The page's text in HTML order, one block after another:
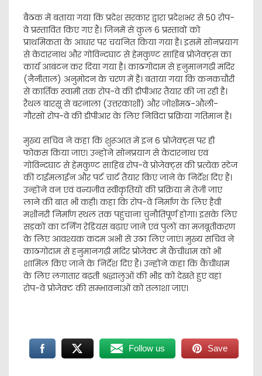
बैठक में बताया गया कि प्रदेश सरकार द्वारा प्रदेशभर से 50 रोप-
वे प्रस्तावित किए गए हैं। जिनमें से कुल 6 प्रस्तावों को
प्राथमिकता के आधार पर चयनित किया गया है। इसमें सोनप्रयाग
से केदारनाथ और गोविन्दघाट से हेमकुण्ट साहिब प्रोजेक्ट्स का
कार्य आबंटन कर दिया गया है। काठगोदाम से हनुमानगढ़ी मंदिर
(नैनीताल) अनुमोदन के चरण में है। बताया गया कि कनकचौरी
से कार्तिक स्वामी तक रोप-वे की डीपीआर तैयार की जा रही है।
रैथल बारसू से बरनाला (उत्तरकाशी) और जोशीमठ-औली-
गौरसों रोप-वे की डीपीआर के लिए निविदा प्रक्रिया गतिमान है।
मुख्य सचिव ने कहा कि शुरूआत में इन 6 प्रोजेक्ट्स पर ही
फोकस किया जाए। उन्होंने सोनप्रयाग से केदारनाथ एवं
गोविन्दघाट से हेमकुण्ट साहिब रोप-वे प्रोजेक्ट्स की प्रत्येक स्टेज
की टाईमलाईन और पर्ट चार्ट तैयार किए जाने के निर्देश दिए हैं।
उन्होंने वन एवं वन्यजीव स्वीकृतियों की प्रक्रिया में तेजी जाए
लाने की बात भी कही। कहा कि रोप-वे निर्माण के लिए हैवी
मशीनरी निर्माण स्थल तक पहुंचाना चुनौतिपूर्ण होगा। इसके लिए
सड़कों का टर्निंग रेडियस बढ़ाए जाने एवं पुलों का मजबूतीकरण
के लिए आवश्यक कदम अभी से उठा लिए जाएं। मुख्य सचिव ने
काठगोदाम से हनुमानगढ़ी मंदिर प्रोजेक्ट में कैंचीधाम को भी
शामिल किए जाने के निर्देश दिए हैं। उन्होंने कहा कि कैंचीधाम
के लिए लगातार बढ़ती श्रद्धालुओं की भीड़ को देखते हुए वहां
रोप-वे प्रोजेक्ट की सम्भावनाओं को तलाशा जाए।
Follow us Save